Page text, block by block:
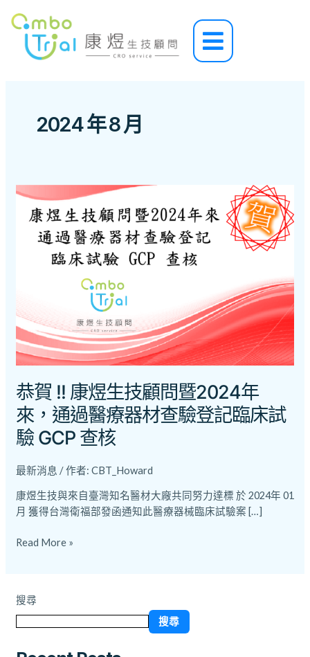
Main
Menu
2024 年 8 月
恭賀 !! 康煜生技顧問暨2024年
來，通過醫療器材查驗登記臨床試
驗 GCP 查核
最新消息 / 作者: CBT_Howard
康煜生技與來自臺灣知名醫材大廠共同努力達標 於 2024年 01
月 獲得台灣衛福部發函通知此醫療器械臨床試驗案 […]
恭
問
2024
年
來，
通
過
醫
療
器
材
查
驗
記
驗
核
Read More »
搜尋
搜尋